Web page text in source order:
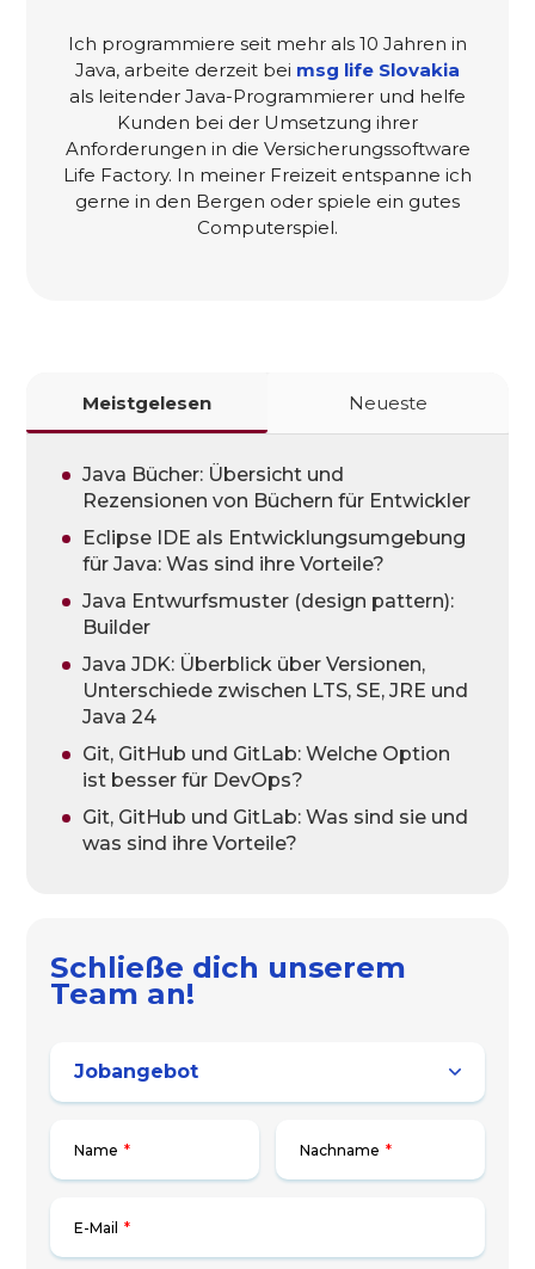
Ich programmiere seit mehr als 10 Jahren in
Java, arbeite derzeit bei msg life Slovakia
als leitender Java-Programmierer und helfe
Kunden bei der Umsetzung ihrer
Anforderungen in die Versicherungssoftware
Life Factory. In meiner Freizeit entspanne ich
gerne in den Bergen oder spiele ein gutes
Computerspiel.
Meistgelesen Neueste
Java Bücher: Übersicht und
Rezensionen von Büchern für Entwickler
Eclipse IDE als Entwicklungsumgebung
für Java: Was sind ihre Vorteile?
Java Entwurfsmuster (design pattern):
Builder
Java JDK: Überblick über Versionen,
Unterschiede zwischen LTS, SE, JRE und
Java 24
Git, GitHub und GitLab: Welche Option
ist besser für DevOps?
Git, GitHub und GitLab: Was sind sie und
was sind ihre Vorteile?
Schließe dich unserem
Team an!
Name * Nachname *
E-Mail *